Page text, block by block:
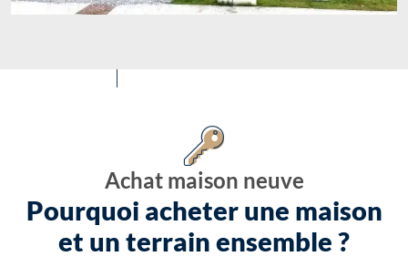
Achat maison neuve
Pourquoi acheter une maison
et un terrain ensemble ?